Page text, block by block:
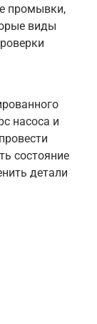
промывки,
виды
насоса и
состояние
детали